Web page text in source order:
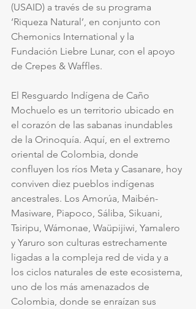
(USAID) a través de su programa
‘Riqueza Natural’, en conjunto con
Chemonics International y la
Fundación Liebre Lunar, con el apoyo
de Crepes & Waffles.
El Resguardo Indígena de Caño
Mochuelo es un territorio ubicado en
el corazón de las sabanas inundables
de la Orinoquía. Aquí, en el extremo
oriental de Colombia, donde
confluyen los ríos Meta y Casanare, hoy
conviven diez pueblos indígenas
ancestrales. Los Amorúa, Maibén-
Masiware, Piapoco, Sáliba, Sikuani,
Tsiripu, Wámonae, Waüpijiwi, Yamalero
y Yaruro son culturas estrechamente
ligadas a la compleja red de vida y a
los ciclos naturales de este ecosistema,
uno de los más amenazados de
Colombia, donde se enraízan sus